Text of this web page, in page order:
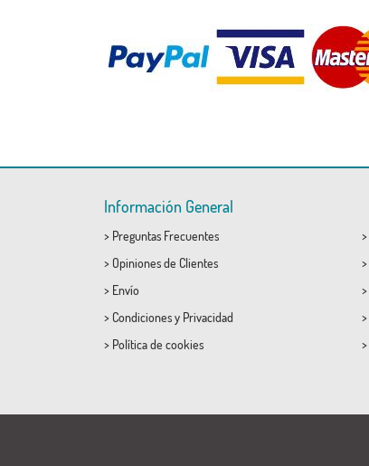
Información General
> Preguntas Frecuentes
> Opiniones de Clientes
> Envío
> Condicionesy Privacidad
> Política de cookies
>
>
>
>
>